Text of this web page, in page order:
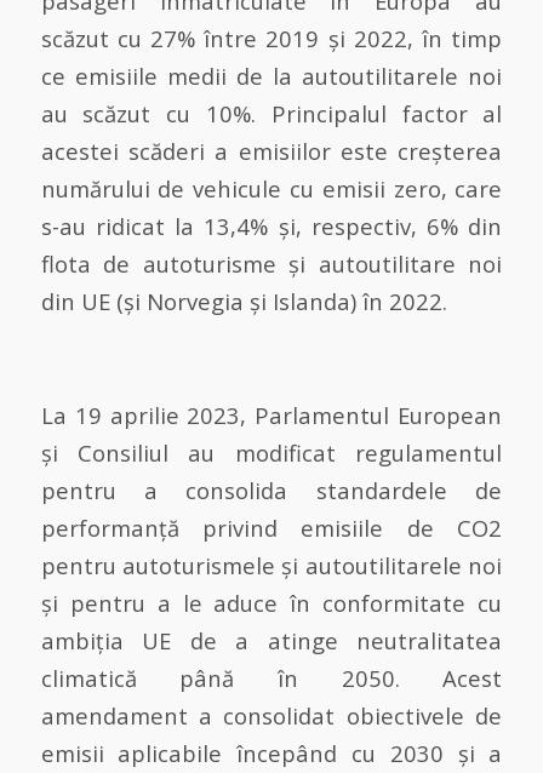
scăzut cu 27% între 2019 și 2022, în timp
ce emisiile medii de la autoutilitarele noi
au scăzut cu 10%. Principalul factor al
acestei scăderi a emisiilor este creșterea
numărului de vehicule cu emisii zero, care
s-au ridicat la 13,4% și, respectiv, 6% din
flota de autoturisme și autoutilitare noi
din UE (și Norvegia și Islanda) în 2022.
La 19 aprilie 2023, Parlamentul European
și Consiliul au modificat regulamentul
pentru a consolida standardele de
performanță privind emisiile de CO2
pentru autoturismele și autoutilitarele noi
și pentru a le aduce în conformitate cu
ambiția UE de a atinge neutralitatea
climatică până în 2050. Acest
amendament a consolidat obiectivele de
emisii aplicabile începând cu 2030 și a